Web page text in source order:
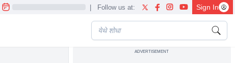
| Follow us at: Sign In
banerjee shiv sena ncp tmc
ADVERTISEMENT